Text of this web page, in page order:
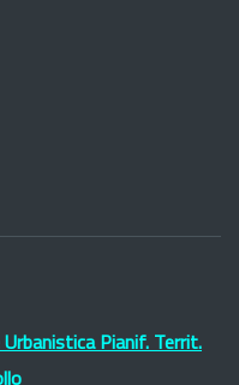
Pianif. Territ.